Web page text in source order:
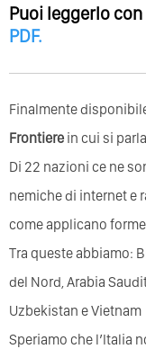
Puoi leggerlo
PDF.
Finalmente
Frontiere in cui si
Di 22 nazioni ce ne
nemiche di internet e
come applicano
Tra queste abbiamo:
del Nord, Arabia
Uzbekistan e Vietnam
Speriamo che l’Italia